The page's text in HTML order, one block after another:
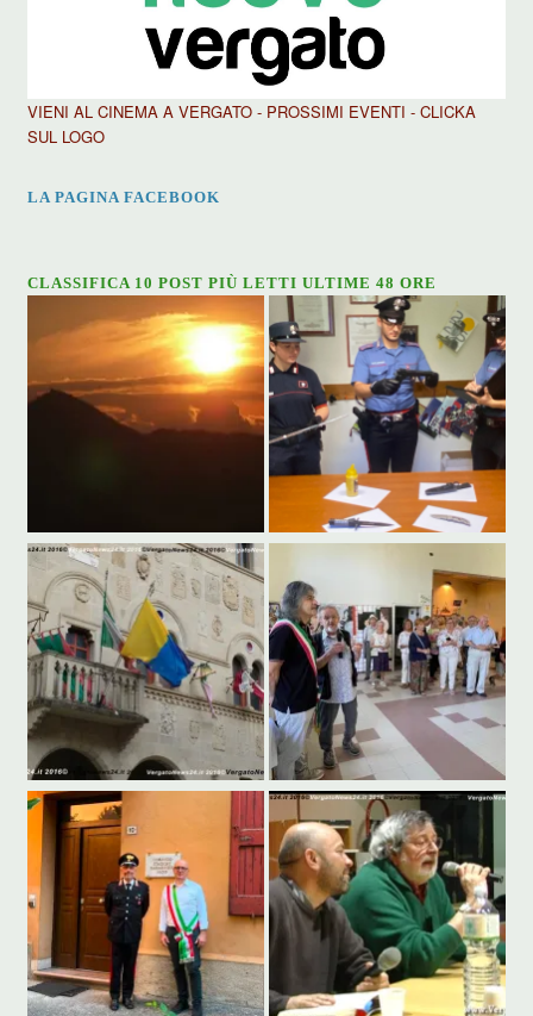
VIENI AL CINEMA A VERGATO - PROSSIMI EVENTI - CLICKA
SUL LOGO
LA PAGINA FACEBOOK
CLASSIFICA 10 POST PIÙ LETTI ULTIME 48 ORE